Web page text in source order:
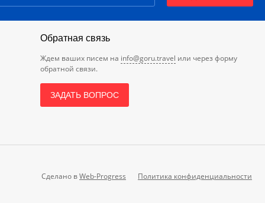
Обратная связь
Ждем ваших писем на info@goru.travel или через форму
обратной связи.
ЗАДАТЬ ВОПРОС
Сделано вWeb-Progress Политика конфиденциальности